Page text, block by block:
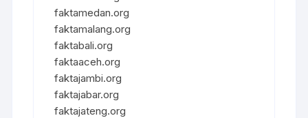
faktamedan.org
faktamalang.org
faktabali.org
faktaaceh.org
faktajambi.org
faktajabar.org
faktajateng.org